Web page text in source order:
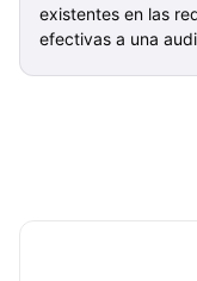
existentes en las
efectivas a una